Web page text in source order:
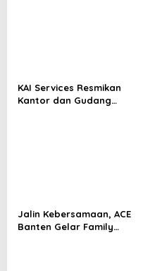
KAI Services Resmikan
Kantor dan Gudang
Jalin Kebersamaan, ACE
Banten Gelar Family